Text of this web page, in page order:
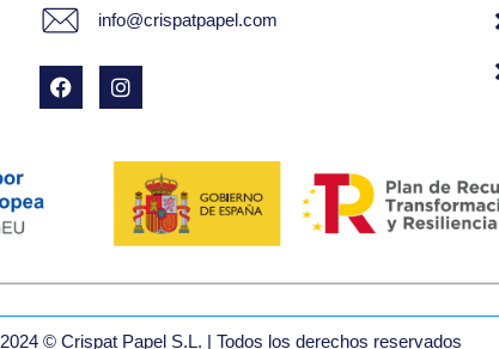
info@crispatpapel.com
2024 © Crispat Papel S.L. | Todos los derechos reservados